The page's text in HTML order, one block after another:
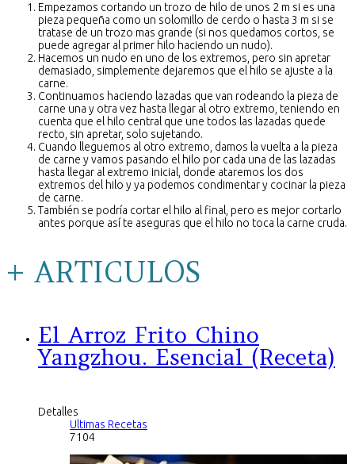
Empezamos cortando un trozo de hilo de unos 2 m si es una
pieza pequeña como un solomillo de cerdo o hasta 3 m si se
tratase de un trozo mas grande (si nos quedamos cortos, se
puede agregar al primer hilo haciendo un nudo).
Hacemos un nudo en uno de los extremos, pero sin apretar
demasiado, simplemente dejaremos que el hilo se ajuste a la
carne.
Continuamos haciendo lazadas que van rodeando la pieza de
carne una y otra vez hasta llegar al otro extremo, teniendo en
cuenta que el hilo central que une todos las lazadas quede
recto, sin apretar, solo sujetando.
Cuando lleguemos al otro extremo, damos la vuelta a la pieza
de carne y vamos pasando el hilo por cada una de las lazadas
hasta llegar al extremo inicial, donde ataremos los dos
extremos del hilo y ya podemos condimentar y cocinar la pieza
de carne.
También se podría cortar el hilo al final, pero es mejor cortarlo
antes porque así te aseguras que el hilo no toca la carne cruda.
+ ARTICULOS
El Arroz Frito Chino
Yangzhou. Esencial (Receta)
Detalles
Ultimas Recetas
7104